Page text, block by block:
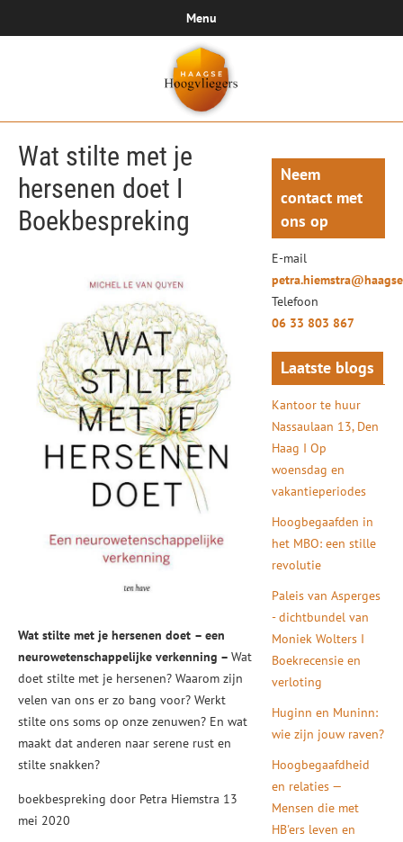
Menu
Wat stilte met je
hersenen doet I
Boekbespreking
Wat stilte met je hersenen doet – een
neurowetenschappelijke verkenning – Wat
doet stilte met je hersenen? Waarom zijn
velen van ons er zo bang voor? Werkt
stilte ons soms op onze zenuwen? En wat
maakt dat anderen naar serene rust en
stilte snakken?
boekbespreking door Petra Hiemstra 13
mei 2020
Neem
contact met
ons op
E-mail
Telefoon
06 33 803 867
Laatste blogs
Kantoor te huur
Nassaulaan 13, Den
Haag I Op
woensdag en
vakantieperiodes
Hoogbegaafden in
het MBO: een stille
revolutie
Paleis van Asperges
- dichtbundel van
Moniek Wolters I
Boekrecensie en
verloting
Huginn en Muninn:
wie zijn jouw raven?
Hoogbegaafdheid
en relaties —
Mensen die met
HB'ers leven en